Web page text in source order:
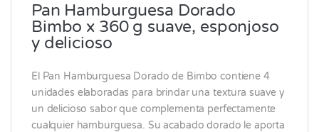
Pan Hamburguesa Dorado
Bimbo x 360 g suave, esponjoso
y delicioso
El Pan Hamburguesa Dorado de Bimbo contiene 4
unidades elaboradas para brindar una textura suave y
un delicioso sabor que complementa perfectamente
cualquier hamburguesa. Su acabado dorado le aporta